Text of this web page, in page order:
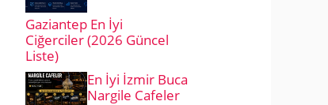
Gaziantep En İyi
Ciğerciler (2026 Güncel
Liste)
En İyi İzmir Buca
Nargile Cafeler